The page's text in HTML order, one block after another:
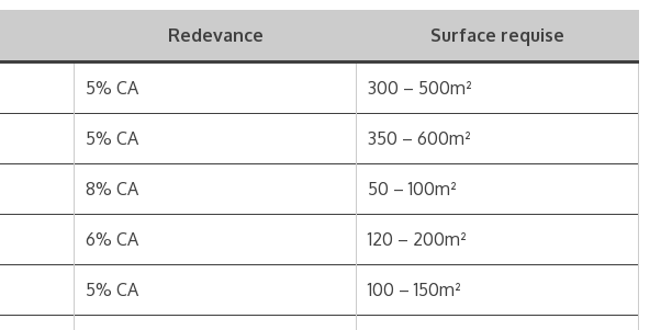
Redevance Surface requise
5% CA 300 – 500m²
5% CA 350 – 600m²
8% CA 50 – 100m²
6% CA 120 – 200m²
5% CA 100 – 150m²